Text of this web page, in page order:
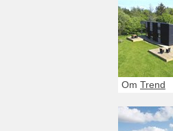
Om Trend